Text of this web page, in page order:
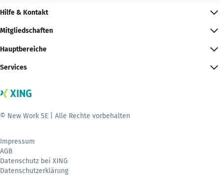
Hilfe & Kontakt
Mitgliedschaften
Hauptbereiche
Services
© New Work SE | Alle Rechte vorbehalten
Impressum
AGB
Datenschutz bei XING
Datenschutzerklärung